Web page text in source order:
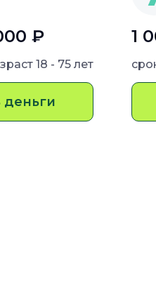
₽
18 - 75 лет
деньги
1